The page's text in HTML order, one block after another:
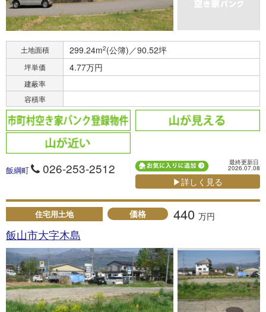
土地面積 299.24m2(公簿)／90.52坪
坪単価 4.77万円
建蔽率
容積率
飯綱町 026-253-2512 最終更新日
2026.07.08
▶詳しく見る
住宅用土地 価格 440 万円
飯山市大字木島